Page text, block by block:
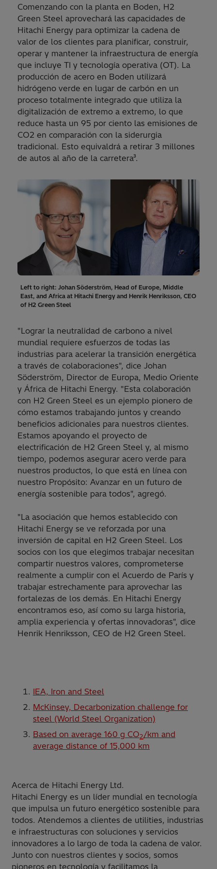
Comenzando con la planta en Boden, H2
Green Steel aprovechará las capacidades de
Hitachi Energy para optimizar la cadena de
valor de los clientes para planificar, construir,
operar y mantener la infraestructura de energía
que incluye TI y tecnología operativa (OT). La
producción de acero en Boden utilizará
hidrógeno verde en lugar de carbón en un
proceso totalmente integrado que utiliza la
digitalización de extremo a extremo, lo que
reduce hasta un 95 por ciento las emisiones de
CO2 en comparación con la siderurgia
tradicional. Esto equivaldrá a retirar 3 millones
de autos al año de la carretera³.
Left to right: Johan Söderström, Head of Europe, Middle
East, and Africa at Hitachi Energy and Henrik Henriksson, CEO
of H2 Green Steel
"Lograr la neutralidad de carbono a nivel
mundial requiere esfuerzos de todas las
industrias para acelerar la transición energética
a través de colaboraciones", dice Johan
Söderström, Director de Europa, Medio Oriente
y África de Hitachi Energy. "Esta colaboración
con H2 Green Steel es un ejemplo pionero de
cómo estamos trabajando juntos y creando
beneficios adicionales para nuestros clientes.
Estamos apoyando el proyecto de
electrificación de H2 Green Steel y, al mismo
tiempo, podemos asegurar acero verde para
nuestros productos, lo que está en línea con
nuestro Propósito: Avanzar en un futuro de
energía sostenible para todos", agregó.
"La asociación que hemos establecido con
Hitachi Energy se ve reforzada por una
inversión de capital en H2 Green Steel. Los
socios con los que elegimos trabajar necesitan
compartir nuestros valores, comprometerse
realmente a cumplir con el Acuerdo de París y
trabajar estrechamente para aprovechar las
fortalezas de los demás. En Hitachi Energy
encontramos eso, así como su larga historia,
amplia experiencia y ofertas innovadoras", dice
Henrik Henriksson, CEO de H2 Green Steel.
IEA, Iron and Steel
McKinsey, Decarbonization challenge for
steel (World Steel Organization)
Based on average 160 g CO2/km and
average distance of 15,000 km
Acerca de Hitachi Energy Ltd.
Hitachi Energy es un líder mundial en tecnología
que impulsa un futuro energético sostenible para
todos. Atendemos a clientes de utilities, industrias
e infraestructuras con soluciones y servicios
innovadores a lo largo de toda la cadena de valor.
Junto con nuestros clientes y socios, somos
pioneros en tecnología y facilitamos la